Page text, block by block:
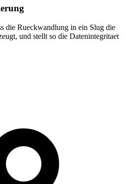
die Rueckwandlung in ein Slug die
und stellt so die Datenintegritaet